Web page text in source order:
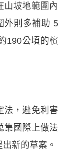
山坡地範圍內
外則多補助 5
190公頃的檳
法，避免利害
集國際上做法
新的草案。